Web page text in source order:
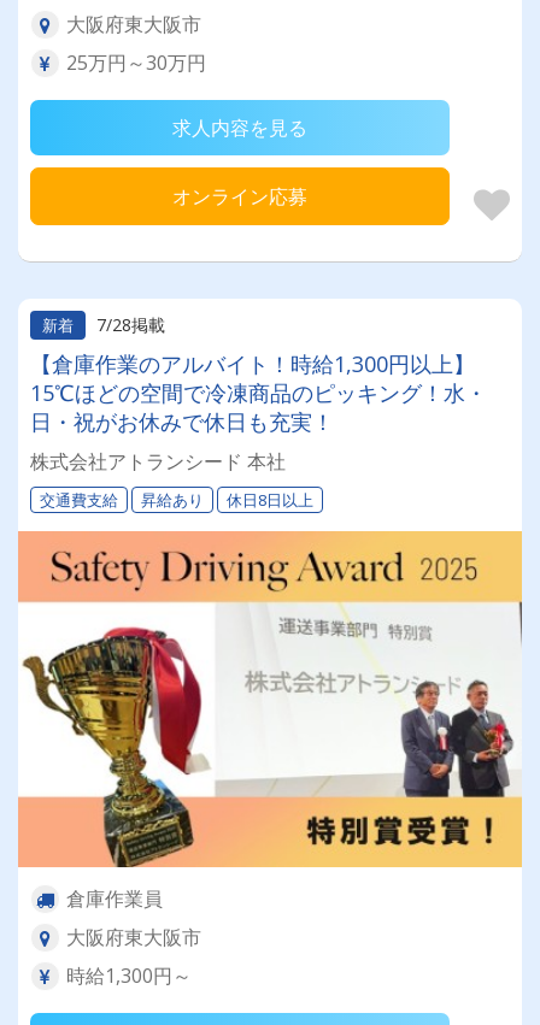
大阪府東大阪市
25万円～30万円
求人内容を見る
オンライン応募
新着 7/28掲載
【倉庫作業のアルバイト！時給1,300円以上】
15℃ほどの空間で冷凍商品のピッキング！水・
日・祝がお休みで休日も充実！
株式会社アトランシード 本社
交通費支給 昇給あり 休日8日以上
倉庫作業員
大阪府東大阪市
時給1,300円～